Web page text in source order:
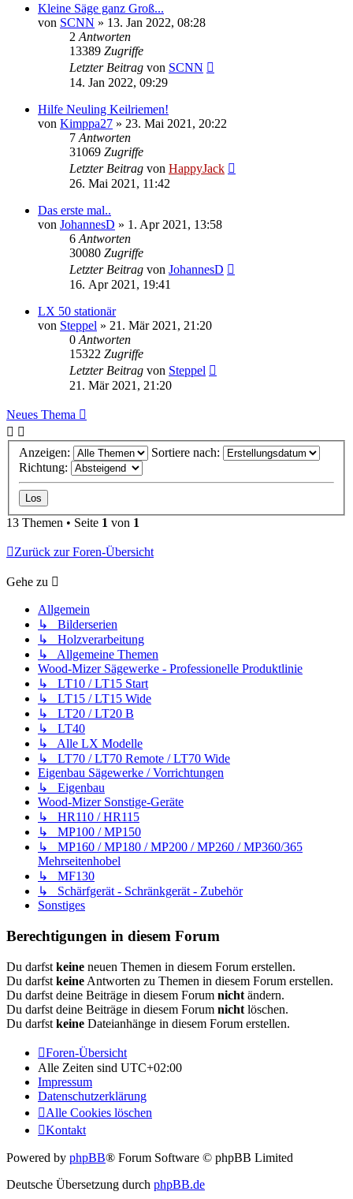
Kleine Säge ganz Groß...
von SCNN » 13. Jan 2022, 08:28
2 Antworten
13389 Zugriffe
Letzter Beitrag von SCNN
14. Jan 2022, 09:29
Hilfe Neuling Keilriemen!
von Kimppa27 » 23. Mai 2021, 20:22
7 Antworten
31069 Zugriffe
Letzter Beitrag von HappyJack
26. Mai 2021, 11:42
Das erste mal..
von JohannesD » 1. Apr 2021, 13:58
6 Antworten
30080 Zugriffe
Letzter Beitrag von JohannesD
16. Apr 2021, 19:41
LX 50 stationär
von Steppel » 21. Mär 2021, 21:20
0 Antworten
15322 Zugriffe
Letzter Beitrag von Steppel
21. Mär 2021, 21:20
Neues Thema
Anzeigen:
Sortiere nach:
Richtung:
13 Themen • Seite 1 von 1
Zurück zur Foren-Übersicht
Gehe zu
Allgemein
↳ Bilderserien
↳ Holzverarbeitung
↳ Allgemeine Themen
Wood-Mizer Sägewerke - Professionelle Produktlinie
↳ LT10 / LT15 Start
↳ LT15 / LT15 Wide
↳ LT20 / LT20 B
↳ LT40
↳ Alle LX Modelle
↳ LT70 / LT70 Remote / LT70 Wide
Eigenbau Sägewerke / Vorrichtungen
↳ Eigenbau
Wood-Mizer Sonstige-Geräte
↳ HR110 / HR115
↳ MP100 / MP150
↳ MP160 / MP180 / MP200 / MP260 / MP360/365
Mehrseitenhobel
↳ MF130
↳ Schärfgerät - Schränkgerät - Zubehör
Sonstiges
Berechtigungen in diesem Forum
Du darfst keine neuen Themen in diesem Forum erstellen.
Du darfst keine Antworten zu Themen in diesem Forum erstellen.
Du darfst deine Beiträge in diesem Forum nicht ändern.
Du darfst deine Beiträge in diesem Forum nicht löschen.
Du darfst keine Dateianhänge in diesem Forum erstellen.
Foren-Übersicht
Alle Zeiten sind UTC+02:00
Impressum
Datenschutzerklärung
Alle Cookies löschen
Kontakt
Powered by phpBB® Forum Software © phpBB Limited
Deutsche Übersetzung durch phpBB.de